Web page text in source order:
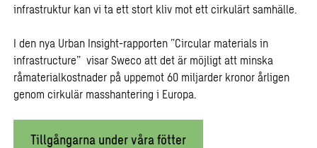
infrastruktur kan vi ta ett stort kliv mot ett cirkulärt samhälle.
I den nya Urban Insight-rapporten ”Circular materials in
infrastructure” visar Sweco att det är möjligt att minska
råmaterialkostnader på uppemot 60 miljarder kronor årligen
genom cirkulär masshantering i Europa.
Tillgångarna under våra fötter